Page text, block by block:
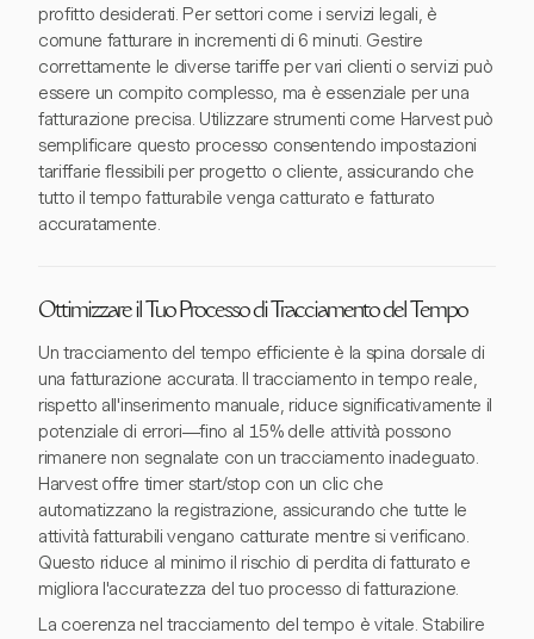
profitto desiderati. Per settori come i servizi legali, è
comune fatturare in incrementi di 6 minuti. Gestire
correttamente le diverse tariffe per vari clienti o servizi può
essere un compito complesso, ma è essenziale per una
fatturazione precisa. Utilizzare strumenti come Harvest può
semplificare questo processo consentendo impostazioni
tariffarie flessibili per progetto o cliente, assicurando che
tutto il tempo fatturabile venga catturato e fatturato
accuratamente.
Ottimizzare il Tuo Processo di Tracciamento del Tempo
Un tracciamento del tempo efficiente è la spina dorsale di
una fatturazione accurata. Il tracciamento in tempo reale,
rispetto all'inserimento manuale, riduce significativamente il
potenziale di errori—fino al 15% delle attività possono
rimanere non segnalate con un tracciamento inadeguato.
Harvest offre timer start/stop con un clic che
automatizzano la registrazione, assicurando che tutte le
attività fatturabili vengano catturate mentre si verificano.
Questo riduce al minimo il rischio di perdita di fatturato e
migliora l'accuratezza del tuo processo di fatturazione.
La coerenza nel tracciamento del tempo è vitale. Stabilire